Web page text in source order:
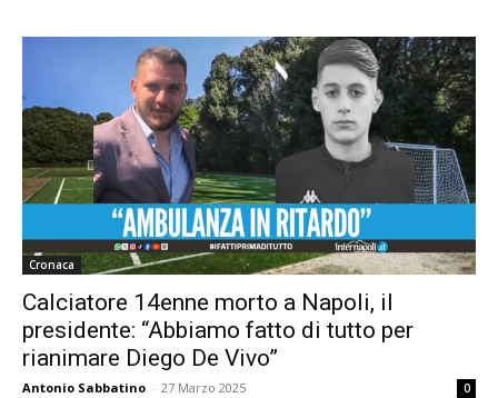
Cronaca
Calciatore 14enne morto a Napoli, il
presidente: “Abbiamo fatto di tutto per
rianimare Diego De Vivo”
Antonio Sabbatino - 27 Marzo 2025 0